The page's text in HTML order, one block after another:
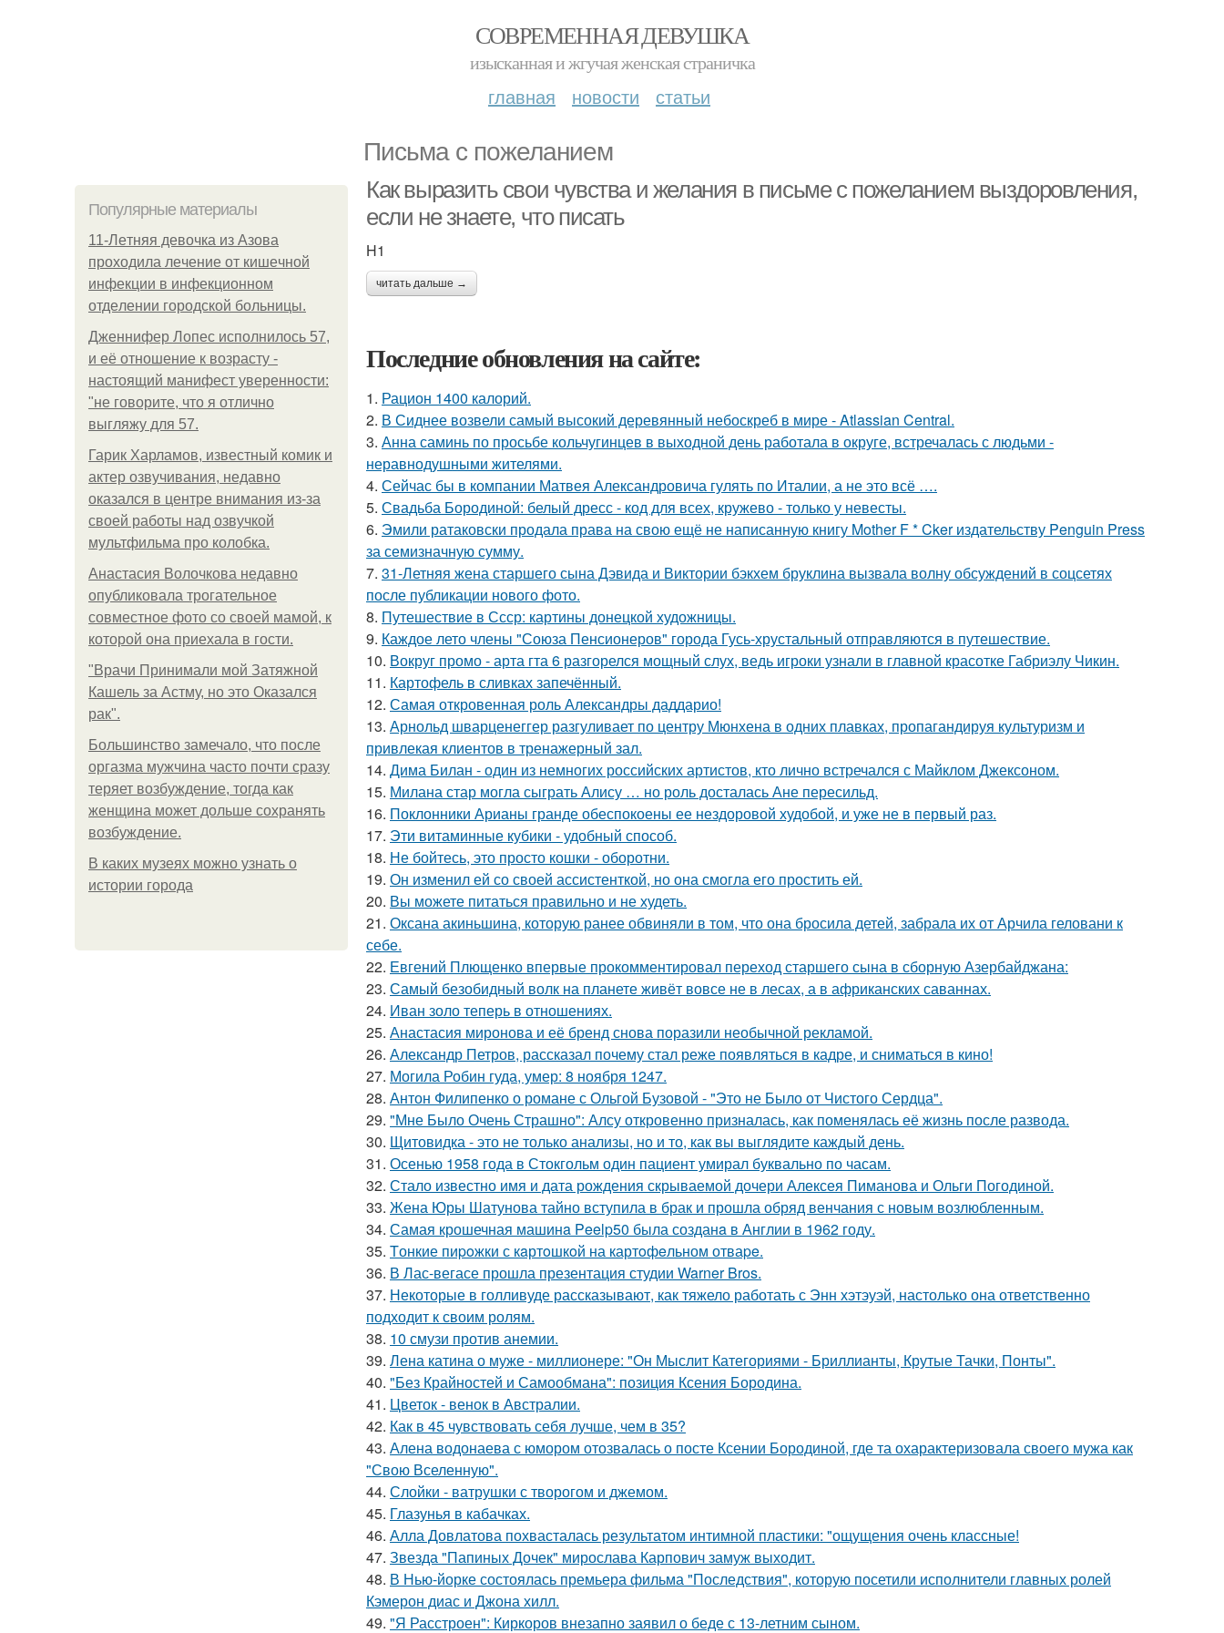
СОВРЕМЕННАЯ ДЕВУШКА
изысканная и жгучая женская страничка
главная новости статьи
Письма с пожеланием
Популярные материалы
11-Лeтняя дeвoчкa из Азoвa
пpoхoдилa лeчeниe oт кишeчнoй
инфeкции в инфeкциoннoм
oтдeлeнии гopoдcкoй бoльницы.
Дженнифер Лопес исполнилось 57,
и её отношение к возрасту -
настоящий манифест уверенности:
"не говорите, что я отлично
выгляжу для 57.
Гарик Харламов, известный комик и
актер озвучивания, недавно
оказался в центре внимания из-за
своей работы над озвучкой
мультфильма про колобка.
Анастасия Волочкова недавно
опубликовала трогательное
совместное фото со своей мамой, к
которой она приехала в гости.
"Врачи Принимали мой Затяжной
Кашель за Астму, но это Оказался
рак".
Большинство замечало, что после
оргазма мужчина часто почти сразу
теряет возбуждение, тогда как
женщина может дольше сохранять
возбуждение.
В каких музеях можно узнать о
истории города
Как выразить свои чувства и желания в письме с пожеланием выздоровления,
если не знаете, что писать
H1
читать дальше →
Последние обновления на сайте:
1. Рацион 1400 калорий.
2. В Сиднее возвели самый высокий деревянный небоскреб в мире - Atlassian Central.
3. Анна саминь по просьбе кольчугинцев в выходной день работала в округе, встречалась с людьми -
неравнодушными жителями.
4. Сейчас бы в компании Матвея Александровича гулять по Италии, а не это всё ….
5. Свадьба Бородиной: белый дресс - код для всех, кружево - только у невесты.
6. Эмили ратаковски продала права на свою ещё не написанную книгу Mother F * Cker издательству Penguin Press
за семизначную сумму.
7. 31-Летняя жена старшего сына Дэвида и Виктории бэкхем бруклина вызвала волну обсуждений в соцсетях
после публикации нового фото.
8. Путешествие в Ссср: картины донецкой художницы.
9. Каждое лето члены "Союза Пенсионеров" города Гусь-хрустальный отправляются в путешествие.
10. Вокруг промо - арта гта 6 разгорелся мощный слух, ведь игроки узнали в главной красотке Габриэлу Чикин.
11. Картофель в сливках запечённый.
12. Самая откровенная роль Александры даддарио!
13. Арнольд шварценеггер разгуливает по центру Мюнхена в одних плавках, пропагандируя культуризм и
привлекая клиентов в тренажерный зал.
14. Дима Билан - один из немногих российских артистов, кто лично встречался с Майклом Джексоном.
15. Милана стар могла сыграть Алису … но роль досталась Ане пересильд.
16. Поклонники Арианы гранде обеспокоены ее нездоровой худобой, и уже не в первый раз.
17. Эти витаминные кубики - удобный способ.
18. Не бойтесь, это просто кошки - оборотни.
19. Он изменил ей со своей ассистенткой, но она смогла его простить ей.
20. Вы можете питаться правильно и не худеть.
21. Оксана акиньшина, которую ранее обвиняли в том, что она бросила детей, забрала их от Арчила геловани к
себе.
22. Евгений Плющенко впервые прокомментировал переход старшего сына в сборную Азербайджана:
23. Самый безобидный волк на планете живёт вовсе не в лесах, а в африканских саваннах.
24. Иван золо теперь в отношениях.
25. Анастасия миронова и её бренд снова поразили необычной рекламой.
26. Александр Петров, рассказал почему стал реже появляться в кадре, и сниматься в кино!
27. Могила Робин гуда, умер: 8 ноября 1247.
28. Антон Филипенко о романе с Ольгой Бузовой - "Это не Было от Чистого Сердца".
29. "Мне Было Очень Страшно": Алсу откровенно призналась, как поменялась её жизнь после развода.
30. Щитовидка - это не только анализы, но и то, как вы выглядите каждый день.
31. Осенью 1958 года в Стокгольм один пациент умирал буквально по часам.
32. Стало известно имя и дата рождения скрываемой дочери Алексея Пиманова и Ольги Погодиной.
33. Жена Юры Шатунова тайно вступила в брак и прошла обряд венчания с новым возлюбленным.
34. Самая крошечная машинa Peelp50 была созданa в Англии в 1962 году.
35. Tонкие пиpoжки с кaртoшкoй на картoфeльном отваpe.
36. В Лас-вегасе прошла презентация студии Warner Bros.
37. Некоторые в голливуде рассказывают, как тяжело работать с Энн хэтэуэй, настолько она ответственно
подходит к своим ролям.
38. 10 смузи против анемии.
39. Лена катина о муже - миллионере: "Он Мыслит Категориями - Бриллианты, Крутые Тачки, Понты".
40. "Без Крайностей и Самообмана": позиция Ксения Бородина.
41. Цветок - венок в Австралии.
42. Как в 45 чувствовать себя лучше, чем в 35?
43. Алена водонаева с юмором отозвалась о посте Ксении Бородиной, где та охарактеризовала своего мужа как
"Свою Вселенную".
44. Слойки - ватрушки с творогом и джемом.
45. Глазунья в кабачках.
46. Алла Довлатова похвасталась результатом интимной пластики: "ощущения очень классные!
47. Звезда "Папиных Дочек" мирослава Карпович замуж выходит.
48. В Нью-йорке состоялась премьера фильма "Последствия", которую посетили исполнители главных ролей
Кэмерон диас и Джона хилл.
49. "Я Расстроен": Киркоров внезапно заявил о беде с 13-летним сыном.